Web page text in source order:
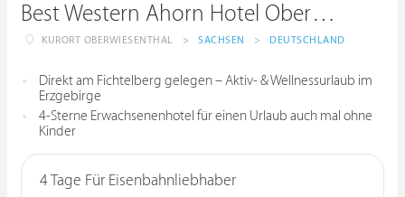
Best Western Ahorn Hotel Oberwiesenthal
KURORT OBERWIESENTHAL > SACHSEN > DEUTSCHLAND
Direkt am Fichtelberg gelegen – Aktiv- & Wellnessurlaub im
Erzgebirge
4-Sterne Erwachsenenhotel für einen Urlaub auch mal ohne
Kinder
4 Tage Für Eisenbahnliebhaber